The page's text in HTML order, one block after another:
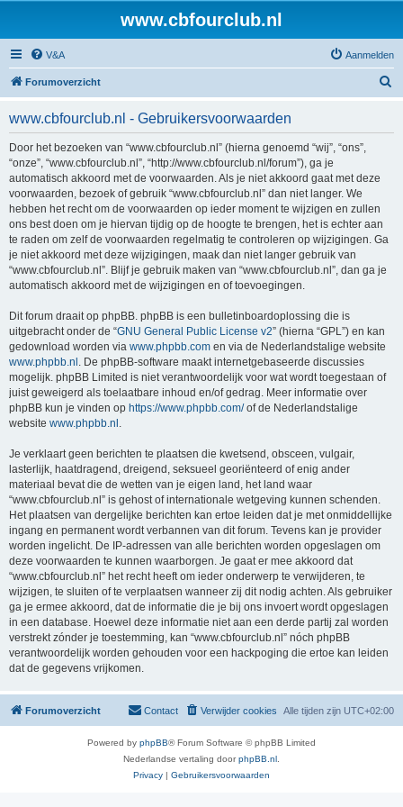
www.cbfourclub.nl
V&A Aanmelden
Forumoverzicht
www.cbfourclub.nl - Gebruikersvoorwaarden
Door het bezoeken van “www.cbfourclub.nl” (hierna genoemd “wij”, “ons”,
“onze”, “www.cbfourclub.nl”, “http://www.cbfourclub.nl/forum”), ga je
automatisch akkoord met de voorwaarden. Als je niet akkoord gaat met deze
voorwaarden, bezoek of gebruik “www.cbfourclub.nl” dan niet langer. We
hebben het recht om de voorwaarden op ieder moment te wijzigen en zullen
ons best doen om je hiervan tijdig op de hoogte te brengen, het is echter aan
te raden om zelf de voorwaarden regelmatig te controleren op wijzigingen. Ga
je niet akkoord met deze wijzigingen, maak dan niet langer gebruik van
“www.cbfourclub.nl”. Blijf je gebruik maken van “www.cbfourclub.nl”, dan ga je
automatisch akkoord met de wijzigingen en of toevoegingen.
Dit forum draait op phpBB. phpBB is een bulletinboardoplossing die is
uitgebracht onder de “GNU General Public License v2” (hierna “GPL”) en kan
gedownload worden via www.phpbb.com en via de Nederlandstalige website
www.phpbb.nl . De phpBB-software maakt internetgebaseerde discussies
mogelijk. phpBB Limited is niet verantwoordelijk voor wat wordt toegestaan of
juist geweigerd als toelaatbare inhoud en/of gedrag. Meer informatie over
phpBB kun je vinden op https://www.phpbb.com/of de Nederlandstalige
website www.phpbb.nl .
Je verklaart geen berichten te plaatsen die kwetsend, obsceen, vulgair,
lasterlijk, haatdragend, dreigend, seksueel georiënteerd of enig ander
materiaal bevat die de wetten van je eigen land, het land waar
“www.cbfourclub.nl” is gehost of internationale wetgeving kunnen schenden.
Het plaatsen van dergelijke berichten kan ertoe leiden dat je met onmiddellijke
ingang en permanent wordt verbannen van dit forum. Tevens kan je provider
worden ingelicht. De IP-adressen van alle berichten worden opgeslagen om
deze voorwaarden te kunnen waarborgen. Je gaat er mee akkoord dat
“www.cbfourclub.nl” het recht heeft om ieder onderwerp te verwijderen, te
wijzigen, te sluiten of te verplaatsen wanneer zij dit nodig achten. Als gebruiker
ga je ermee akkoord, dat de informatie die je bij ons invoert wordt opgeslagen
in een database. Hoewel deze informatie niet aan een derde partij zal worden
verstrekt zónder je toestemming, kan “www.cbfourclub.nl” nóch phpBB
verantwoordelijk worden gehouden voor een hackpoging die ertoe kan leiden
dat de gegevens vrijkomen.
Forumoverzicht Alle tijden zijn UTC+02:00
Verwijder cookies
Contact
Powered by phpBB® Forum Software © phpBB Limited
Nederlandse vertaling doorphpBB.nl
Privacy | Gebruikersvoorwaarden